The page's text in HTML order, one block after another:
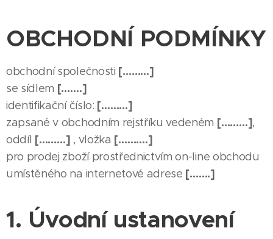
OBCHODNÍ PODMÍNKY
obchodní společnosti [………]
se sídlem […….]
identifikační číslo: [………]
zapsané v obchodním rejstříku vedeném [………],
oddíl [………] , vložka [……….]
pro prodej zboží prostřednictvím on-line obchodu
umístěného na internetové adrese […….]
1. Úvodní ustanovení